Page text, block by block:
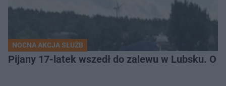
NOCNA AKCJA SŁUŻB
Pijany 17-latek wszedł do zalewu w Lubsku. O